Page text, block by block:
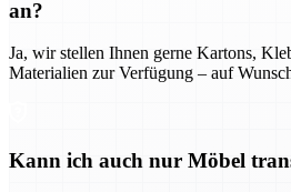
an?
Ja, wir stellen Ihnen gerne Kartons,
Materialien zur Verfügung – auf
Kann ich auch nur Möbel